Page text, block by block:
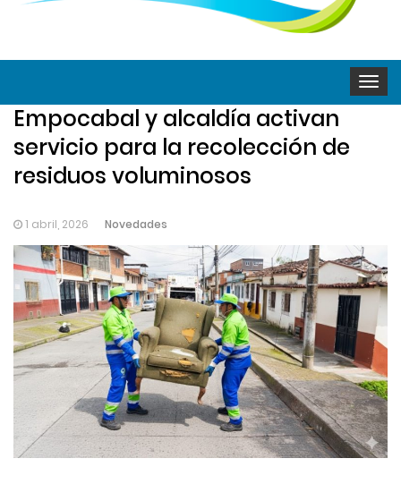
Toggle
Empocabal y alcaldía activan
servicio para la recolección de
residuos voluminosos
1 abril, 2026 Novedades